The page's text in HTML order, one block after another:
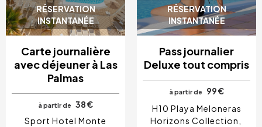
RÉSERVATION
INSTANTANÉE
Carte journalière
avec déjeuner à Las
Palmas
à partir de
38 €
Sport Hotel Monte
RÉSERVATION
INSTANTANÉE
Pass journalier
Deluxe tout compris
à partir de
99 €
H10 Playa Meloneras
Horizons Collection